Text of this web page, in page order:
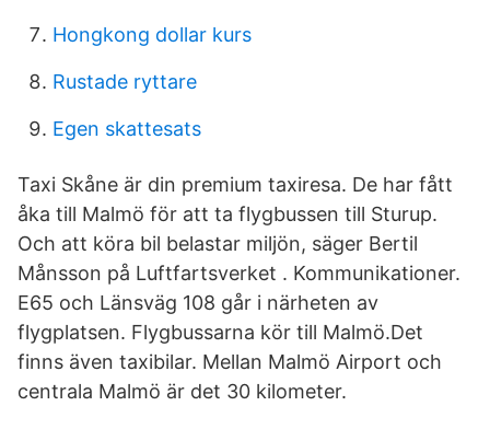
Hongkong dollar kurs
Rustade ryttare
Egen skattesats
Taxi Skåne är din premium taxiresa. De har fått
åka till Malmö för att ta flygbussen till Sturup.
Och att köra bil belastar miljön, säger Bertil
Månsson på Luftfartsverket . Kommunikationer.
E65 och Länsväg 108 går i närheten av
flygplatsen. Flygbussarna kör till Malmö.Det
finns även taxibilar. Mellan Malmö Airport och
centrala Malmö är det 30 kilometer.